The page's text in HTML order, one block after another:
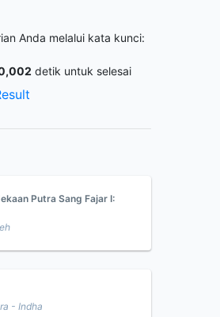
Anda melalui kata kunci:
detik untuk selesai
Putra Sang Fajar I:
- Indha